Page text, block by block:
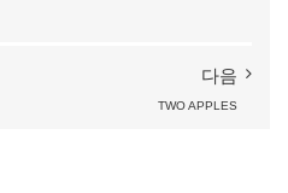
다음
TWOAPPLES